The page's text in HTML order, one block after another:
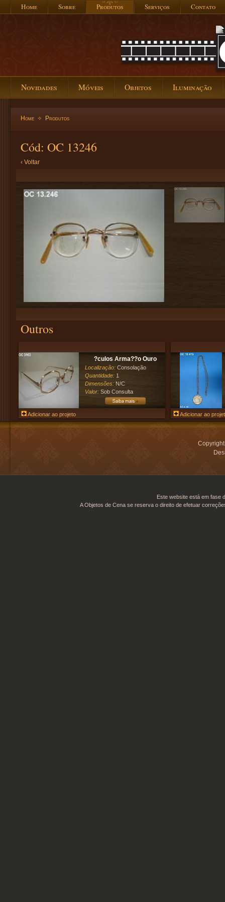
Home Sobre Produtos Serviços Contato
Novidades Móveis Objetos Iluminação
Home Produtos
Cód: OC 13246
‹ Voltar
Outros
?culos Arma??o Ouro
Localização: Consolação
Quantidade: 1
Dimensões: N/C
Valor: Sob Consulta
Adicionar ao projeto Adicionar ao
Este website está em fase
A Objetos de Cena se reserva o direito de efetuar